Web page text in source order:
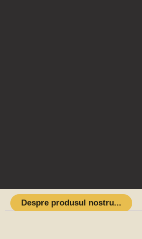
Despre produsul nostru...